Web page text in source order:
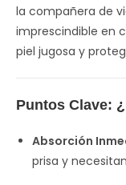
la compañera de
imprescindible en
piel jugosa y
Puntos Clave:
Absorción
prisa y